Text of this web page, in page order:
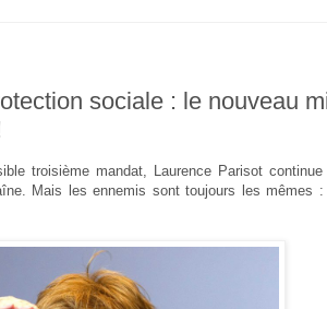
sociale : le nouveau
troisième mandat, Laurence Parisot continue
Mais les ennemis sont toujours les mêmes :